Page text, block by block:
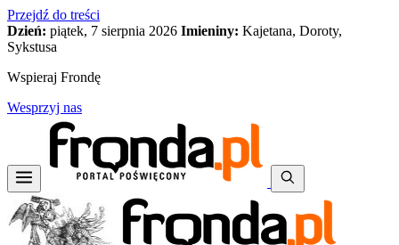
Przejdź do treści
Dzień: piątek, 7 sierpnia 2026 Imieniny: Kajetana, Doroty,
Sykstusa
Wspieraj Frondę
Wesprzyj nas